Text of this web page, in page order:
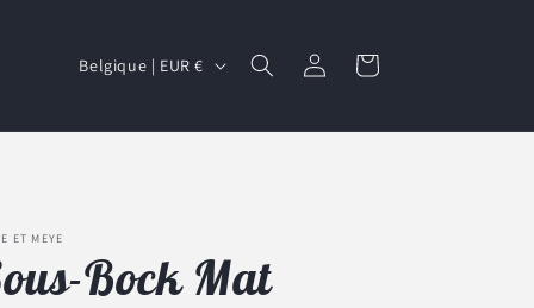
P
y
é
Belgique | EUR € Connexion Panier
ET MEYE
Bock Mat